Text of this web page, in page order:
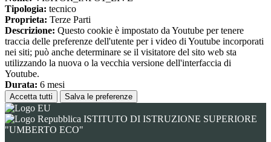
Tipologia: tecnico
Proprieta: Terze Parti
Descrizione: Questo cookie è impostato da Youtube per tenere
traccia delle preferenze dell'utente per i video di Youtube incorporati
nei siti; può anche determinare se il visitatore del sito web sta
utilizzando la nuova o la vecchia versione dell'interfaccia di
Youtube.
Durata: 6 mesi
Accetta tutti Salva le preferenze
ISTITUTO DI ISTRUZIONE SUPERIORE
"UMBERTO ECO"